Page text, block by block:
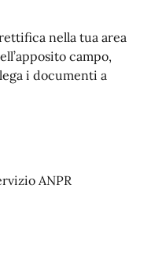
nella tua area
campo,
i documenti a
ANPR